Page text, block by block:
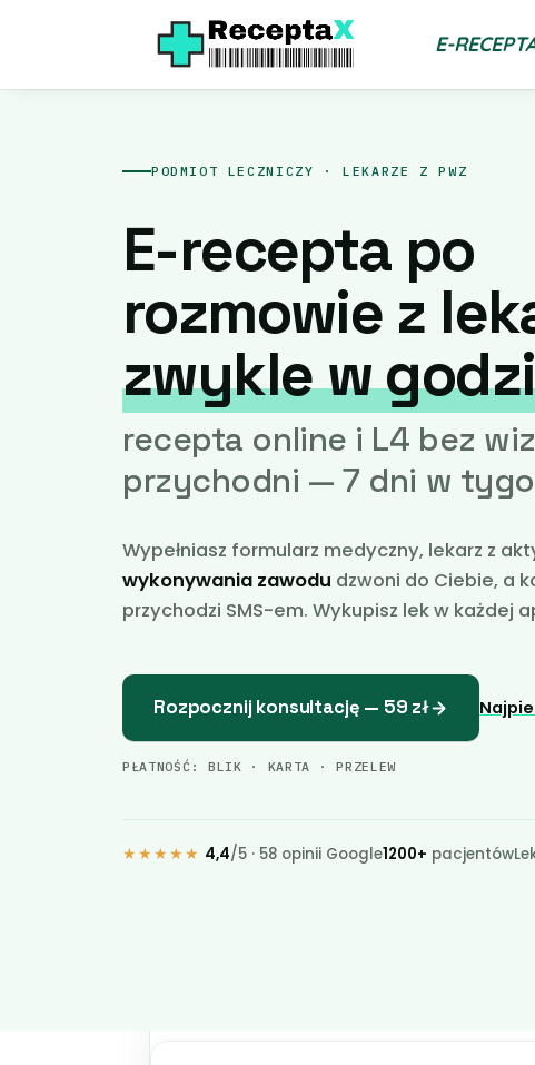
E-
PODMIOT LECZNICZY · LEKARZE Z PWZ
E-recepta po
rozmowie z
zwykle w
recepta online i L4 bez
przychodni — 7 dni w
Wypełniasz formularz medyczny, lekarz z
wykonywania zawodu dzwoni do Ciebie, a
przychodzi SMS-em. Wykupisz lek w każdej
Rozpocznij konsultację — 59 zł
PŁATNOŚĆ: BLIK · KARTA · PRZELEW
★★★★★ 4,4/5 · 58 opinii Google1200+ pacjentów